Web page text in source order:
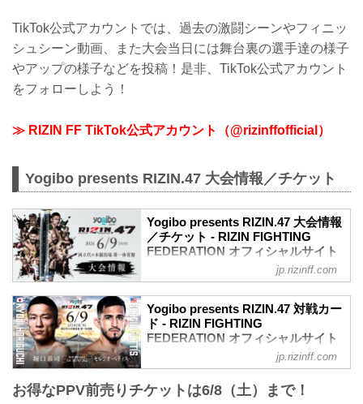
TikTok公式アカウントでは、過去の激闘シーンやフィニッ
シュシーン動画、また大会当日には舞台裏の選手達の様子
やアップの様子などを投稿！是非、TikTok公式アカウント
をフォローしよう！
≫ RIZIN FF TikTok公式アカウント（@rizinffofficial）
Yogibo presents RIZIN.47 大会情報／チケット
Yogibo presents RIZIN.47 大会情報
／チケット - RIZIN FIGHTING
FEDERATION オフィシャルサイト
youtu.be
Yogibo presents RIZIN.47 大会概要
開催日時
2024年6月9日（日）12:30開場 / 14:00開
20:00〜21:00頃
jp.rizinff.com
Yogibo presents RIZIN.47 対戦カー
ド - RIZIN FIGHTING
FEDERATION オフィシャルサイト
堀口恭司 vs. セルジオ・ペティス
堀口恭司 vs. セルジオ・ペティス
jp.rizinff.com
お得なPPV前売りチケットは6/8（土）まで！